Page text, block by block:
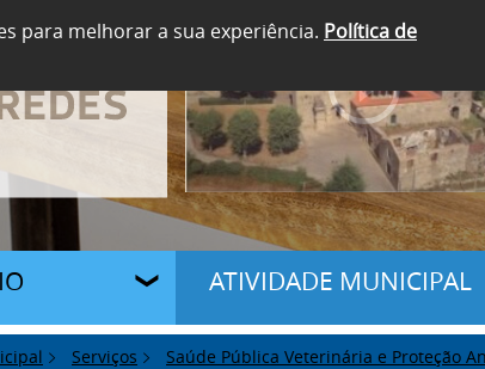
para melhorar a sua experiência. Política de
ATIVIDADE MUNICIPAL
Serviços Saúde Pública Veterinária e Proteção